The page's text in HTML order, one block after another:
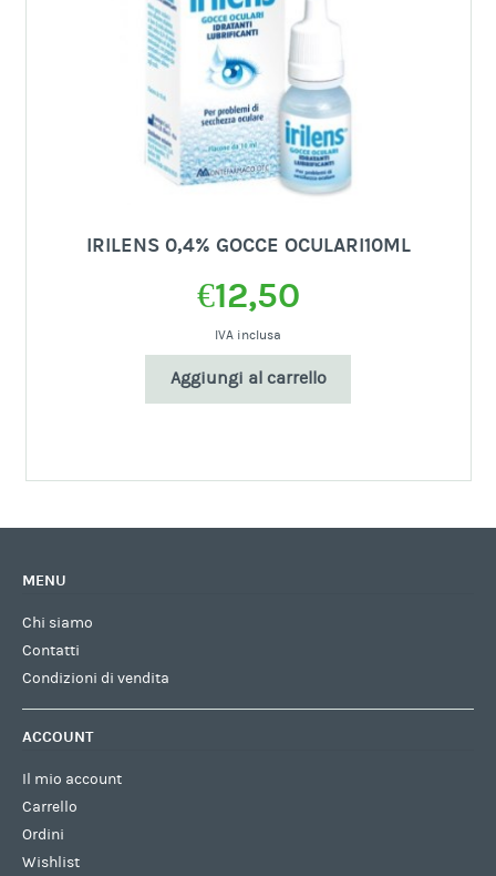
IRILENS 0,4% GOCCE OCULARI10ML
€12,50
IVA inclusa
Aggiungi al carrello
MENU
Chi siamo
Contatti
Condizioni di vendita
ACCOUNT
Il mio account
Carrello
Ordini
Wishlist